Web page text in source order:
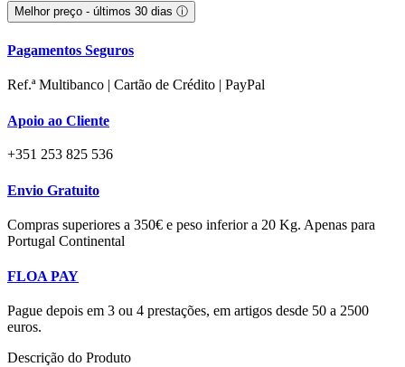
Melhor preço - últimos 30 dias ⓘ
Pagamentos Seguros
Ref.ª Multibanco | Cartão de Crédito | PayPal
Apoio ao Cliente
+351 253 825 536
Envio Gratuito
Compras superiores a 350€ e peso inferior a 20 Kg. Apenas para
Portugal Continental
FLOA PAY
Pague depois em 3 ou 4 prestações, em artigos desde 50 a 2500
euros.
Descrição do Produto